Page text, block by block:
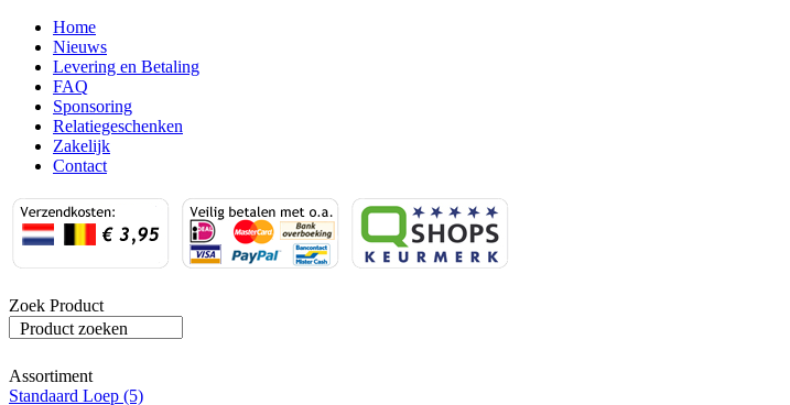
Home
Nieuws
Levering en Betaling
FAQ
Sponsoring
Relatiegeschenken
Zakelijk
Contact
Zoek Product
Product zoeken
Assortiment
Standaard Loep (5)